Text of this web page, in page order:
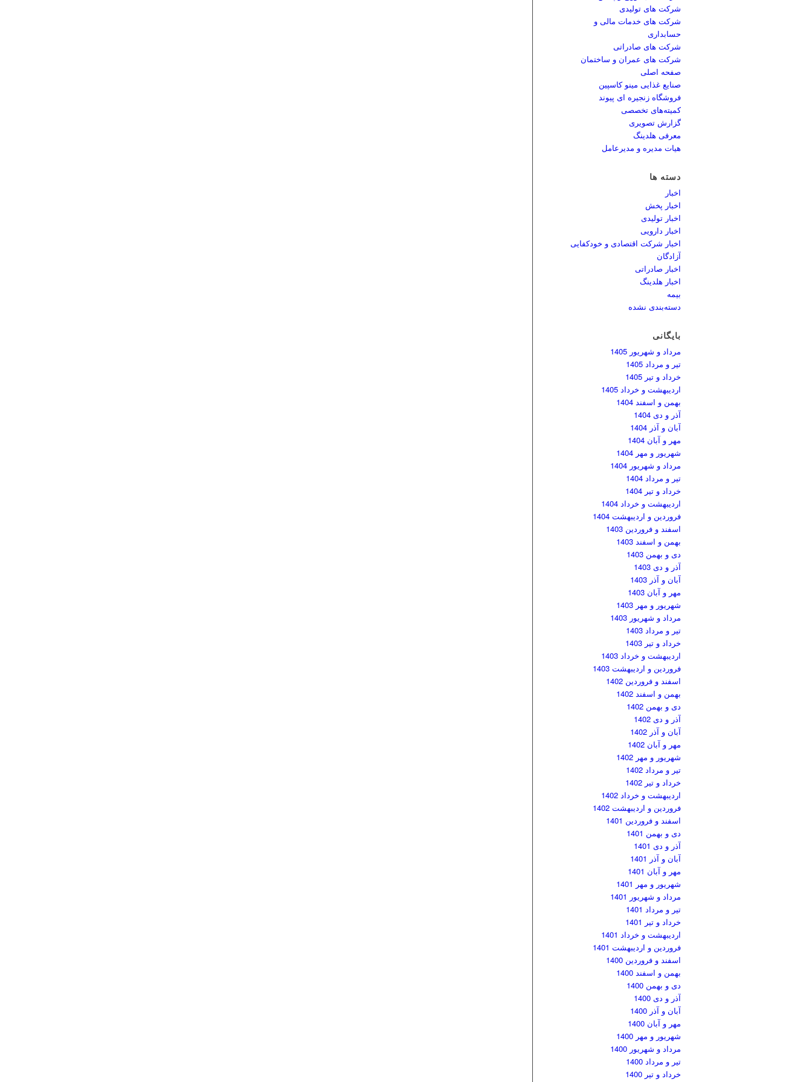
شرکت های تولیدی
شرکت های خدمات مالی و
حسابداری
شرکت های صادراتی
شرکت های عمران و ساختمان
صفحه اصلی
صنایع غذایی مینو کاسپین
فروشگاه زنجیره ای پیوند
کمیته‌های تخصصی
گزارش تصویری
معرفی هلدینگ
هیات مدیره و مدیرعامل
دسته ها
اخبار
اخبار پخش
اخبار تولیدی
اخبار دارویی
اخبار شرکت اقتصادی و خودکفایی
آزادگان
اخبار صادراتی
اخبار هلدینگ
بیمه
دسته‌بندی نشده
بایگانی
مرداد و شهریور 1405
تیر و مرداد 1405
خرداد و تیر 1405
اردیبهشت و خرداد 1405
بهمن و اسفند 1404
آذر و دی 1404
آبان و آذر 1404
مهر و آبان 1404
شهریور و مهر 1404
مرداد و شهریور 1404
تیر و مرداد 1404
خرداد و تیر 1404
اردیبهشت و خرداد 1404
فروردین و اردیبهشت 1404
اسفند و فروردین 1403
بهمن و اسفند 1403
دی و بهمن 1403
آذر و دی 1403
آبان و آذر 1403
مهر و آبان 1403
شهریور و مهر 1403
مرداد و شهریور 1403
تیر و مرداد 1403
خرداد و تیر 1403
اردیبهشت و خرداد 1403
فروردین و اردیبهشت 1403
اسفند و فروردین 1402
بهمن و اسفند 1402
دی و بهمن 1402
آذر و دی 1402
آبان و آذر 1402
مهر و آبان 1402
شهریور و مهر 1402
تیر و مرداد 1402
خرداد و تیر 1402
اردیبهشت و خرداد 1402
فروردین و اردیبهشت 1402
اسفند و فروردین 1401
دی و بهمن 1401
آذر و دی 1401
آبان و آذر 1401
مهر و آبان 1401
شهریور و مهر 1401
مرداد و شهریور 1401
تیر و مرداد 1401
خرداد و تیر 1401
اردیبهشت و خرداد 1401
فروردین و اردیبهشت 1401
اسفند و فروردین 1400
بهمن و اسفند 1400
دی و بهمن 1400
آذر و دی 1400
آبان و آذر 1400
مهر و آبان 1400
شهریور و مهر 1400
مرداد و شهریور 1400
تیر و مرداد 1400
خرداد و تیر 1400